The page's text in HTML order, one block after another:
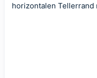
horizontalen